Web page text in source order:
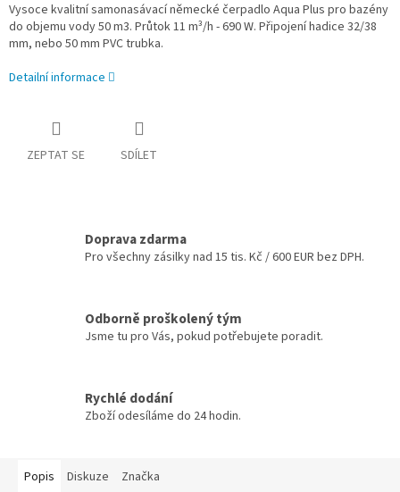
Vysoce kvalitní samonasávací německé čerpadlo Aqua Plus pro bazény
do objemu vody 50 m3. Průtok 11 m³/h - 690 W. Připojení hadice 32/38
mm, nebo 50 mm PVC trubka.
Detailní informace
ZEPTAT SE SDÍLET
Doprava zdarma
Pro všechny zásilky nad 15 tis. Kč / 600 EUR bez DPH.
Odborně proškolený tým
Jsme tu pro Vás, pokud potřebujete poradit.
Rychlé dodání
Zboží odesíláme do 24 hodin.
Popis Diskuze Značka